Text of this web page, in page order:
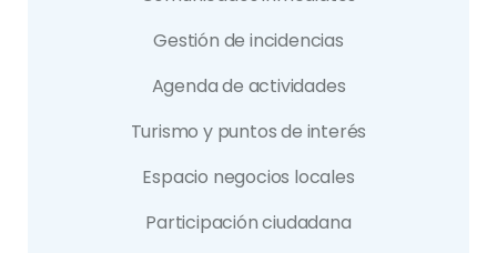
Gestión de incidencias
Agenda de actividades
Turismo y puntos de interés
Espacio negocios locales
Participación ciudadana